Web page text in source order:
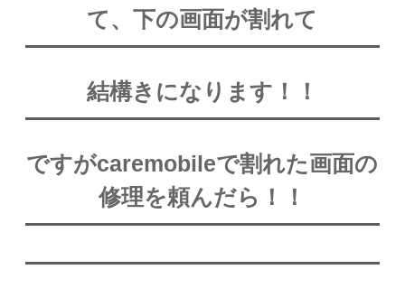
て、下の画面が割れて
結構きになります！！
ですがcaremobileで割れた画面の
修理を頼んだら！！